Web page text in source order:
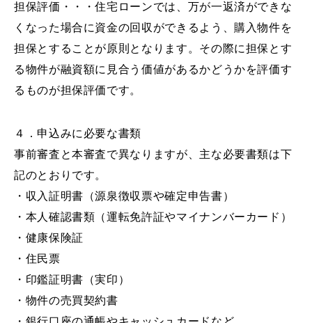
担保評価・・・住宅ローンでは、万が一返済ができな
くなった場合に資金の回収ができるよう、購入物件を
担保とすることが原則となります。その際に担保とす
る物件が融資額に見合う価値があるかどうかを評価す
るものが担保評価です。
４．申込みに必要な書類
事前審査と本審査で異なりますが、主な必要書類は下
記のとおりです。
・収入証明書（源泉徴収票や確定申告書）
・本人確認書類（運転免許証やマイナンバーカード）
・健康保険証
・住民票
・印鑑証明書（実印）
・物件の売買契約書